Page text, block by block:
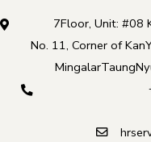
7Floor, Unit: #08
No. 11, Corner of